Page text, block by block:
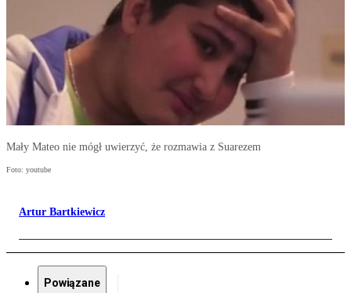
Mały Mateo nie mógł uwierzyć, że rozmawia z Suarezem
Foto: youtube
Artur Bartkiewicz
Powiązane